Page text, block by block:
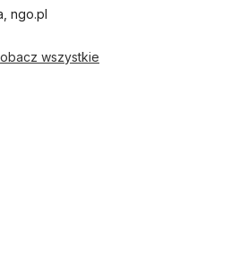
ngo.pl
wszystkie